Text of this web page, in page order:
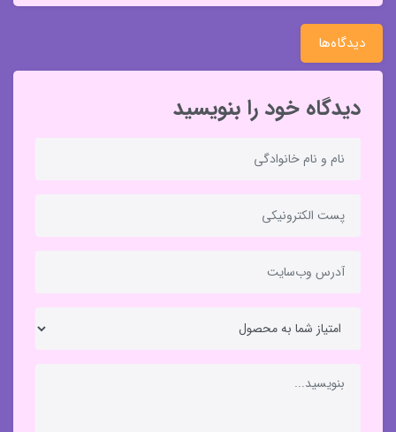
دیدگاه‌ها
دیدگاه خود را بنویسید